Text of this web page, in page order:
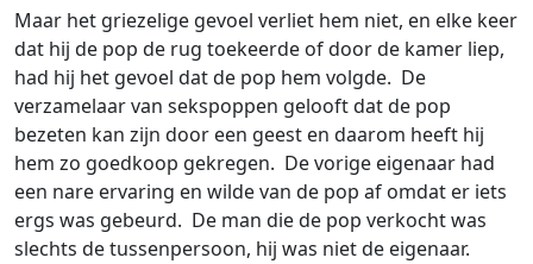
Maar het griezelige gevoel verliet hem niet, en elke keer
dat hij de pop de rug toekeerde of door de kamer liep,
had hij het gevoel dat de pop hem volgde. De
verzamelaar van sekspoppen gelooft dat de pop
bezeten kan zijn door een geest en daarom heeft hij
hem zo goedkoop gekregen. De vorige eigenaar had
een nare ervaring en wilde van de pop af omdat er iets
ergs was gebeurd. De man die de pop verkocht was
slechts de tussenpersoon, hij was niet de eigenaar.